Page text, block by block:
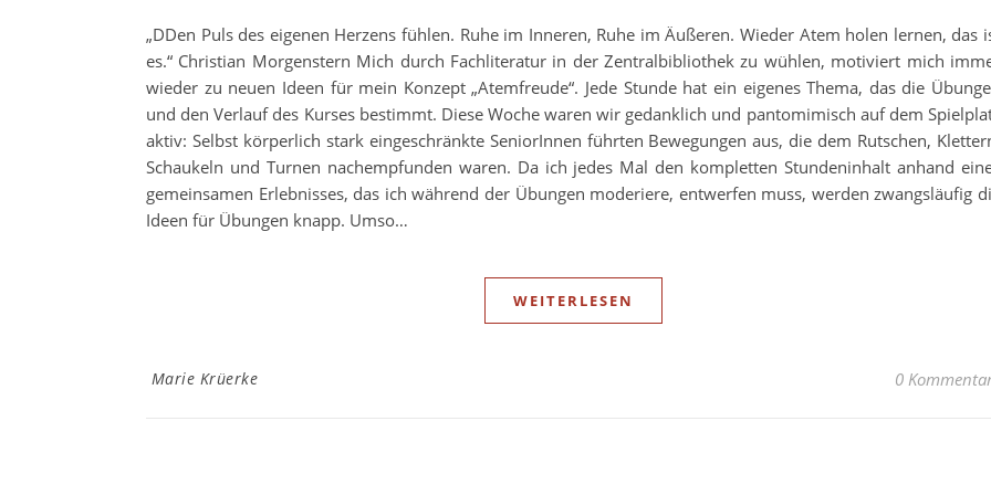
„DDen Puls des eigenen Herzens fühlen. Ruhe im Inneren, Ruhe im Äußeren. Wieder Atem holen lernen, das
es.“ Christian Morgenstern Mich durch Fachliteratur in der Zentralbibliothek zu wühlen, motiviert mich
wieder zu neuen Ideen für mein Konzept „Atemfreude“. Jede Stunde hat ein eigenes Thema, das die
und den Verlauf des Kurses bestimmt. Diese Woche waren wir gedanklich und pantomimisch auf dem
aktiv: Selbst körperlich stark eingeschränkte SeniorInnen führten Bewegungen aus, die dem Rutschen,
Schaukeln und Turnen nachempfunden waren. Da ich jedes Mal den kompletten Stundeninhalt anhand
gemeinsamen Erlebnisses, das ich während der Übungen moderiere, entwerfen muss, werden zwangsläufig
Ideen für Übungen knapp. Umso…
WEITERLESEN
Marie Krüerke 0